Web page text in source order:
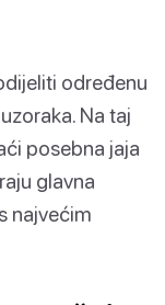
određenu
Na taj
posebna jaja
glavna
najvećim